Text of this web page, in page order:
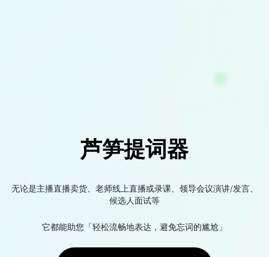
芦笋提词器
无论是主播直播卖货、老师线上直播或录课、领导会议演讲/发言、
候选人面试等
它都能助您「轻松流畅地表达，避免忘词的尴尬」